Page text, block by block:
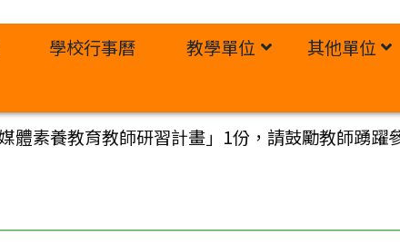
學校行事曆 教學單位 其他單位
體素養教育教師研習計畫」1份，請鼓勵教師踴躍